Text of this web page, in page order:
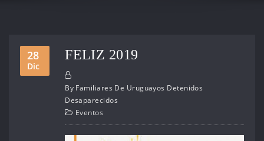
28
Dic
FELIZ 2019
By Familiares De Uruguayos Detenidos
Desaparecidos
Eventos